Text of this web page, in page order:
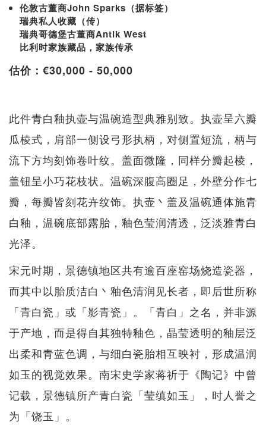
伦敦古董商John Sparks（据标签）
瑞典私人收藏（传）
瑞典哥德堡古董商Antik West
比利时家族藏品，家族传承
估价：€30,000 - 50,000
此件青白釉执壶与温碗造型典雅别致。执壶呈六瓣
瓜棱式，肩部一侧设弓形执柄，对侧置短流，柄与
流下方均刻饰卷叶纹。盖面微隆，同样分瓣起棱，
盖钮呈小巧花枝状。温碗深腹高圈足，外壁分作七
瓣，每瓣皆刻花卉纹饰。执壶丶盖及温碗通体施青
白釉，温碗底部露胎，釉色莹润清透，泛淡雅青白
光泽。
宋元时期，景德镇地区共有逾百座窑场烧造瓷器，
而其中以胎质洁白丶釉色清润见长者，即后世所称
「青白瓷」或「影青瓷」。「青白」之名，并非源
于产地，而是得自其独特釉色，晶莹透明的釉层泛
出柔和青蓝色调，与细白瓷胎相互映衬，形成温润
如玉的视觉效果。南宋史学家蒋祈于《陶记》中曾
记载，景德镇所产青白瓷「莹缜如玉」，时人誉之
为「饶玉」。